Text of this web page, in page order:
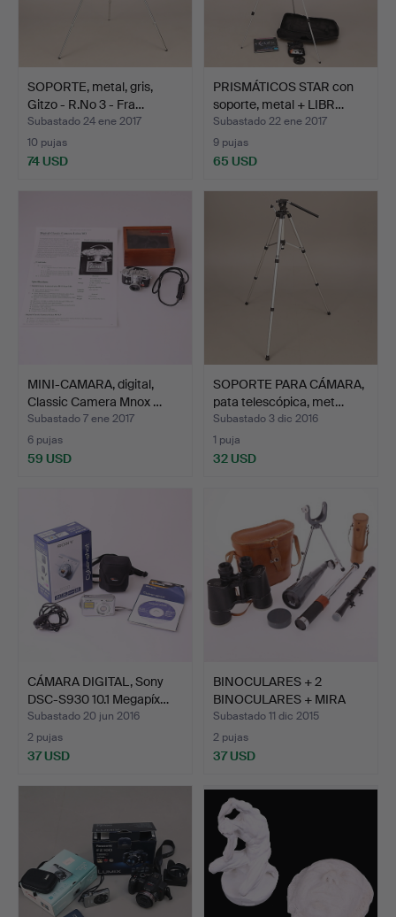
SOPORTE, metal, gris,
Gitzo - R.No 3 - Fra…
Subastado 24 ene 2017
10 pujas
74 USD
PRISMÁTICOS STAR con
soporte, metal + LIBR…
Subastado 22 ene 2017
9 pujas
65 USD
MINI-CAMARA, digital,
Classic Camera Mnox …
Subastado 7 ene 2017
6 pujas
59 USD
SOPORTE PARA CÁMARA,
pata telescópica, met…
Subastado 3 dic 2016
1 puja
32 USD
CÁMARA DIGITAL, Sony
DSC-S930 10.1 Megapíx…
Subastado 20 jun 2016
2 pujas
37 USD
BINOCULARES + 2
BINOCULARES + MIRA
BINOCUL…
Subastado 11 dic 2015
2 pujas
37 USD